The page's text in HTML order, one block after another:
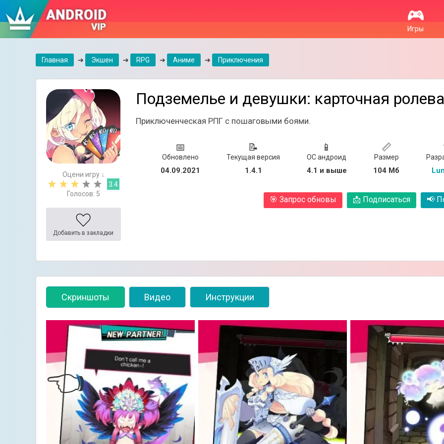
Игры
Главная ➔ Экшен ➔ RPG ➔ Аниме ➔ Приключения
Оцени игру ↓
3.4
Голосов: 5
Добавить в закладки
Подземелье и девушки: карточная
Приключенческая РПГ с пошаговыми боями.
📅
Обновлено
04.09.2021
📝
Текущая версия
1.4.1
📱
ОС андроид
4.1 и выше
📏
Размер
104 Мб
🎯 Запрос обновы 📩 Подписаться 📢
Скриншоты Видео Инструкции
👈